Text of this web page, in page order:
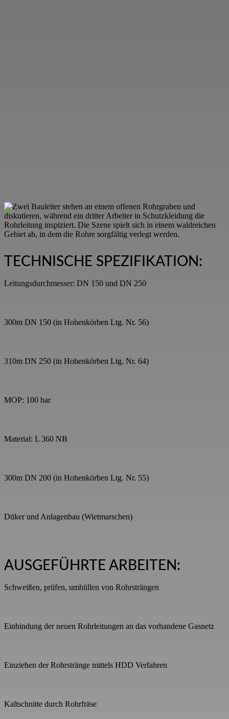
TECHNISCHE SPEZIFIKATION:
Leitungsdurchmesser: DN 150 und DN 250
300m DN 150 (in Hohenkörben Ltg. Nr. 56)
310m DN 250 (in Hohenkörben Ltg. Nr. 64)
MOP: 100 bar
Material: L 360 NB
300m DN 200 (in Hohenkörben Ltg. Nr. 55)
Düker und Anlagenbau (Wietmarschen)
AUSGEFÜHRTE ARBEITEN:
Schweißen, prüfen, umhüllen von Rohrsträngen
Einbindung der neuen Rohrleitungen an das vorhandene Gasnetz
Einziehen der Rohrstränge mittels HDD Verfahren
Kaltschnitte durch Rohrfräse